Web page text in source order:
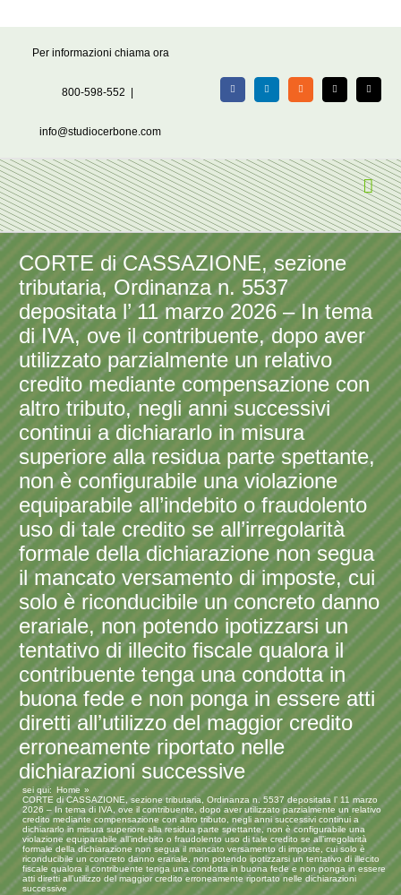
Per informazioni chiama ora
800-598-552
info@studiocerbone.com
FacebookLinkedIn Rss X Email
CORTE di CASSAZIONE, sezione
tributaria, Ordinanza n. 5537
depositata l’ 11 marzo 2026 – In tema
di IVA, ove il contribuente, dopo aver
utilizzato parzialmente un relativo
credito mediante compensazione con
altro tributo, negli anni successivi
continui a dichiararlo in misura
superiore alla residua parte spettante,
non è configurabile una violazione
equiparabile all’indebito o fraudolento
uso di tale credito se all’irregolarità
formale della dichiarazione non segua
il mancato versamento di imposte, cui
solo è riconducibile un concreto danno
erariale, non potendo ipotizzarsi un
tentativo di illecito fiscale qualora il
contribuente tenga una condotta in
buona fede e non ponga in essere atti
diretti all’utilizzo del maggior credito
erroneamente riportato nelle
dichiarazioni successive
sei qui:
Home
CORTE di CASSAZIONE, sezione tributaria, Ordinanza n. 5537 depositata l’ 11 marzo
2026 – In tema di IVA, ove il contribuente, dopo aver utilizzato parzialmente un relativo
credito mediante compensazione con altro tributo, negli anni successivi continui a
dichiararlo in misura superiore alla residua parte spettante, non è configurabile una
violazione equiparabile all’indebito o fraudolento uso di tale credito se all’irregolarità
formale della dichiarazione non segua il mancato versamento di imposte, cui solo è
riconducibile un concreto danno erariale, non potendo ipotizzarsi un tentativo di illecito
fiscale qualora il contribuente tenga una condotta in buona fede e non ponga in essere
atti diretti all’utilizzo del maggior credito erroneamente riportato nelle dichiarazioni
successive